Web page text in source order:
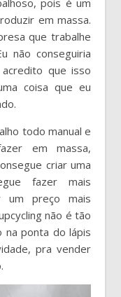
pois é um
em massa.
que trabalhe
não conseguiria
que isso
coisa que eu
todo manual e
em massa,
criar uma
fazer mais
um preço mais
não é tão
na ponta do lápis
pra vender